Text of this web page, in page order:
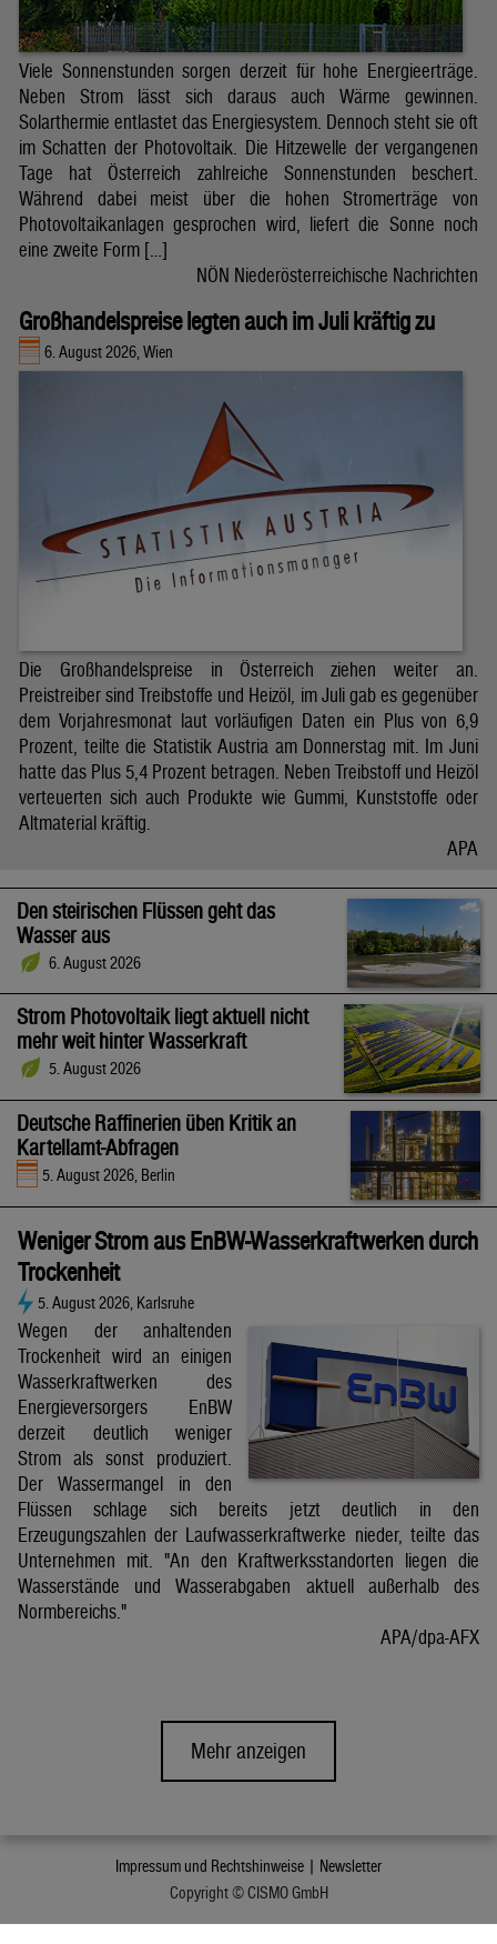
Viele Sonnenstunden sorgen derzeit für hohe Energieerträge.
Neben Strom lässt sich daraus auch Wärme gewinnen.
Solarthermie entlastet das Energiesystem. Dennoch steht sie oft
im Schatten der Photovoltaik. Die Hitzewelle der vergangenen
Tage hat Österreich zahlreiche Sonnenstunden beschert.
Während dabei meist über die hohen Stromerträge von
Photovoltaikanlagen gesprochen wird, liefert die Sonne noch
eine zweite Form […]
NÖN Niederösterreichische Nachrichten
Großhandelspreise legten auch im Juli kräftig zu
6. August 2026, Wien
Die Großhandelspreise in Österreich ziehen weiter an.
Preistreiber sind Treibstoffe und Heizöl, im Juli gab es gegenüber
dem Vorjahresmonat laut vorläufigen Daten ein Plus von 6,9
Prozent, teilte die Statistik Austria am Donnerstag mit. Im Juni
hatte das Plus 5,4 Prozent betragen. Neben Treibstoff und Heizöl
verteuerten sich auch Produkte wie Gummi, Kunststoffe oder
Altmaterial kräftig.
APA
Den steirischen Flüssen geht das
Wasser aus
6. August 2026
Strom Photovoltaik liegt aktuell nicht
mehr weit hinter Wasserkraft
5. August 2026
Deutsche Raffinerien üben Kritik an
Kartellamt-Abfragen
5. August 2026, Berlin
Weniger Strom aus EnBW-Wasserkraftwerken durch
Trockenheit
5. August 2026, Karlsruhe
Wegen der anhaltenden
Trockenheit wird an einigen
Wasserkraftwerken des
Energieversorgers EnBW
derzeit deutlich weniger
Strom als sonst produziert.
Der Wassermangel in den
Flüssen schlage sich bereits jetzt deutlich in den
Erzeugungszahlen der Laufwasserkraftwerke nieder, teilte das
Unternehmen mit. "An den Kraftwerksstandorten liegen die
Wasserstände und Wasserabgaben aktuell außerhalb des
Normbereichs."
APA/dpa-AFX
Mehr anzeigen
Impressum und Rechtshinweise | Newsletter
Copyright © CISMO GmbH